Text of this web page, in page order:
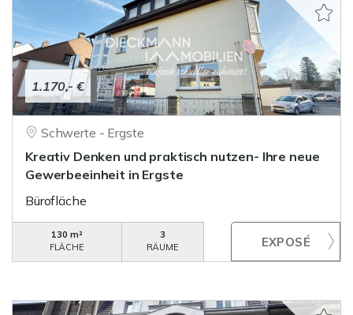
1.170,- €
Schwerte - Ergste
Kreativ Denken und praktisch nutzen- Ihre neue
Gewerbeeinheit in Ergste
Bürofläche
130 m²
FLÄCHE
3
RÄUME